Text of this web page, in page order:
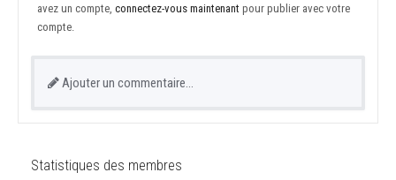
avez un compte, connectez-vous maintenant pour publier avec votre
compte.
Ajouter un commentaire…
Statistiques des membres